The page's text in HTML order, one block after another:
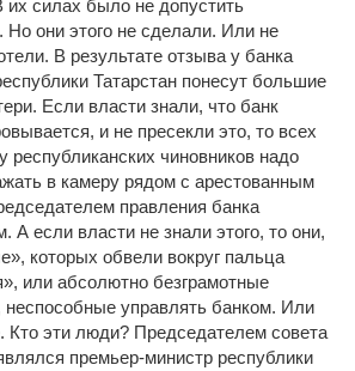
силах было не допустить
Но они этого не сделали. Или не
В результате отзыва у банка
Татарстан понесут большие
Если власти знали, что банк
и не пресекли это, то всех
республиканских чиновников надо
в камеру рядом с арестованным
правления банка
если власти не знали этого, то они,
которых обвели вокруг пальца
или абсолютно безграмотные
управлять банком. Или
Кто эти люди? Председателем совета
премьер-министр республики